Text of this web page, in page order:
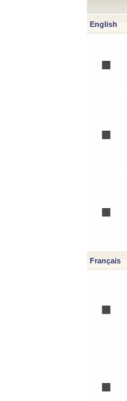
English
Français